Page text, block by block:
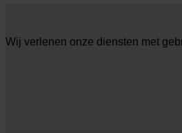
Wij verlenen onze diensten met